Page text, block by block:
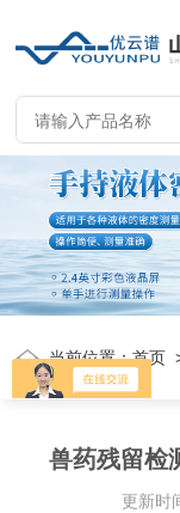
当前位置：首页
兽药残留检
更新时